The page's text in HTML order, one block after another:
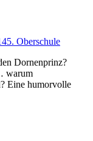
Oberschule
Dornenprinz?
warum
Eine humorvolle